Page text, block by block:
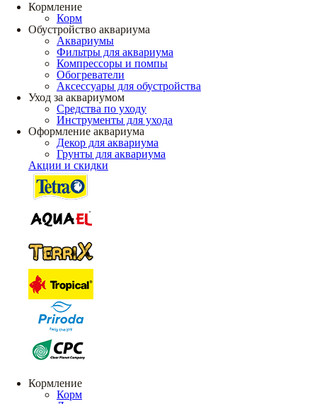
Кормление
Корм
Обустройство аквариума
Аквариумы
Фильтры для аквариума
Компрессоры и помпы
Обогреватели
Аксессуары для обустройства
Уход за аквариумом
Средства по уходу
Инструменты для ухода
Оформление аквариума
Декор для аквариума
Грунты для аквариума
Акции и скидки
Кормление
Корм